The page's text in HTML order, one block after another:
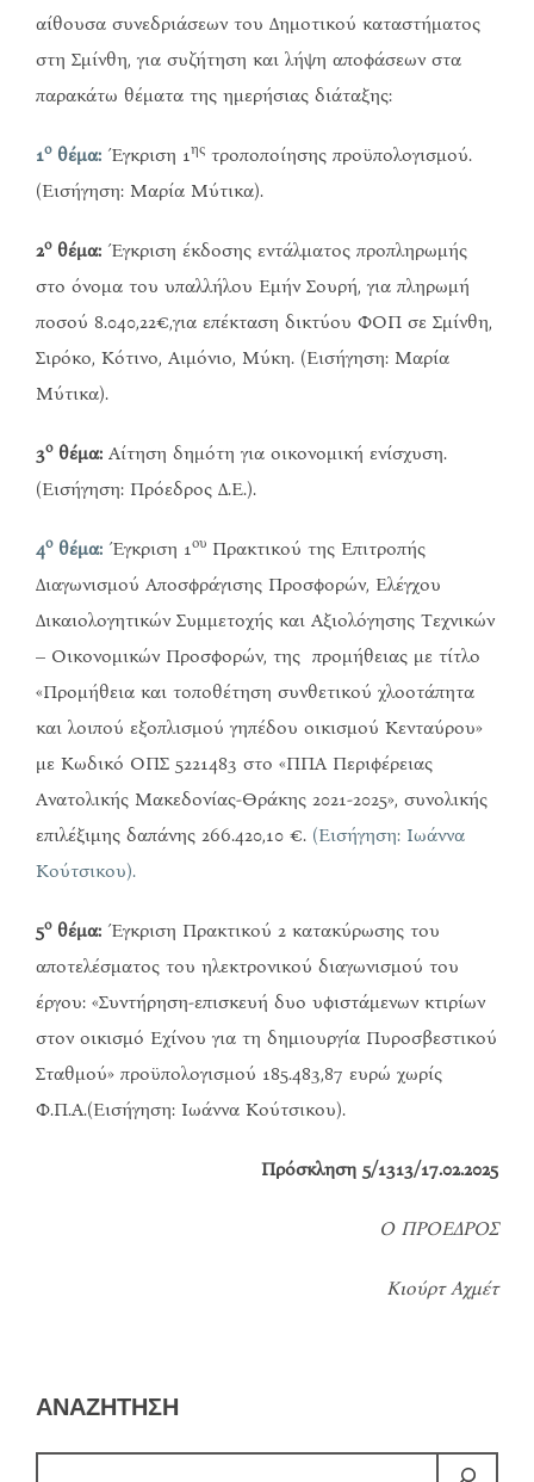
αίθουσα συνεδριάσεων του Δημοτικού καταστήματος
στη Σμίνθη, για συζήτηση και λήψη αποφάσεων στα
παρακάτω θέματα της ημερήσιας διάταξης:
1οθέμα: Έγκριση 1 ης τροποποίησης προϋπολογισμού.
(Εισήγηση: Μαρία Μύτικα).
2οθέμα: Έγκριση έκδοσης εντάλματος προπληρωμής
στο όνομα του υπαλλήλου Εμήν Σουρή, για πληρωμή
ποσού 8.040,22€,για επέκταση δικτύου ΦΟΠ σε Σμίνθη,
Σιρόκο, Κότινο, Αιμόνιο, Μύκη. (Εισήγηση: Μαρία
Μύτικα).
3οθέμα: Αίτηση δημότη για οικονομική ενίσχυση.
(Εισήγηση: Πρόεδρος Δ.Ε.).
4οθέμα: Έγκριση 1 ου Πρακτικού της Επιτροπής
Διαγωνισμού Αποσφράγισης Προσφορών, Ελέγχου
Δικαιολογητικών Συμμετοχής και Αξιολόγησης Τεχνικών
– Οικονομικών Προσφορών, της προμήθειας με τίτλο
«Προμήθεια και τοποθέτηση συνθετικού χλοοτάπητα
και λοιπού εξοπλισμού γηπέδου οικισμού Κενταύρου»
με Κωδικό ΟΠΣ 5221483 στο «ΠΠΑ Περιφέρειας
Ανατολικής Μακεδονίας-Θράκης 2021-2025», συνολικής
επιλέξιμης δαπάνης 266.420,10 €. (Εισήγηση: Ιωάννα
Κούτσικου).
5οθέμα: Έγκριση Πρακτικού 2 κατακύρωσης του
αποτελέσματος του ηλεκτρονικού διαγωνισμού του
έργου: «Συντήρηση-επισκευή δυο υφιστάμενων κτιρίων
στον οικισμό Εχίνου για τη δημιουργία Πυροσβεστικού
Σταθμού» προϋπολογισμού 185.483,87 ευρώ χωρίς
Φ.Π.Α.(Εισήγηση: Ιωάννα Κούτσικου).
Πρόσκληση 5/1313/17.02.2025
Ο ΠΡΟΕΔΡΟΣ
Κιούρτ Αχμέτ
ΑΝΑΖΗΤΗΣΗ